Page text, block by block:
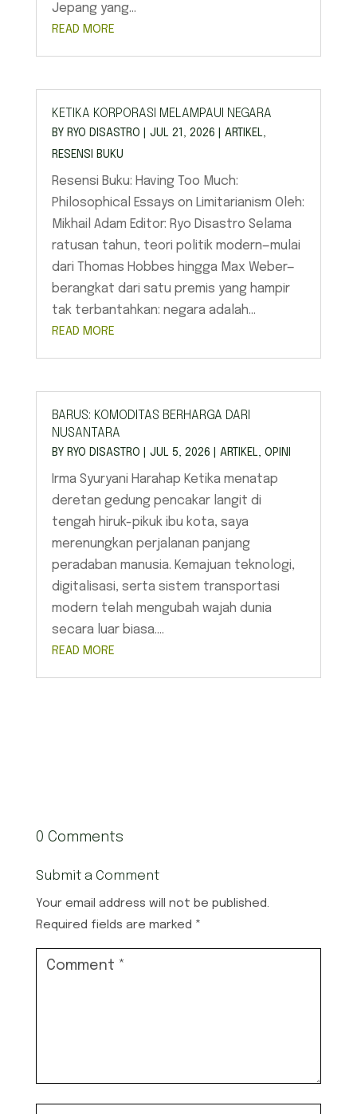
Jepang yang...
READ MORE
KETIKA KORPORASI MELAMPAUI NEGARA
BY RYO DISASTRO JUL 21, 2026 ARTIKEL,
RESENSI BUKU
Resensi Buku: Having Too Much:
Philosophical Essays on Limitarianism Oleh:
Mikhail Adam Editor: Ryo Disastro Selama
ratusan tahun, teori politik modern—mulai
dari Thomas Hobbes hingga Max Weber—
berangkat dari satu premis yang hampir
tak terbantahkan: negara adalah...
READ MORE
BARUS: KOMODITAS BERHARGA DARI
NUSANTARA
BY RYO DISASTRO JUL 5, 2026 ARTIKEL, OPINI
Irma Syuryani Harahap Ketika menatap
deretan gedung pencakar langit di
tengah hiruk-pikuk ibu kota, saya
merenungkan perjalanan panjang
peradaban manusia. Kemajuan teknologi,
digitalisasi, serta sistem transportasi
modern telah mengubah wajah dunia
secara luar biasa....
READ MORE
0 Comments
Submit a Comment
Your email address will not be published.
Required fields are marked *